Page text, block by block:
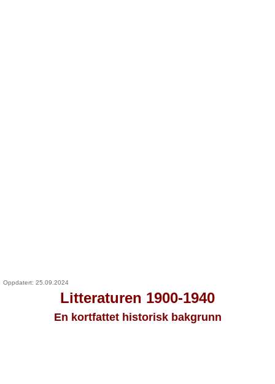
Oppdatert: 25.09.2024
Litteraturen 1900-1940
En kortfattet historisk bakgrunn